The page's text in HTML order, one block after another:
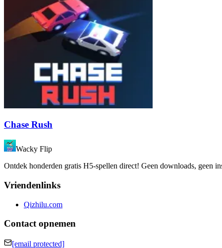
Chase Rush
Wacky Flip
Ontdek honderden gratis H5-spellen direct! Geen downloads, geen
Vriendenlinks
Qizhilu.com
Contact opnemen
[email protected]